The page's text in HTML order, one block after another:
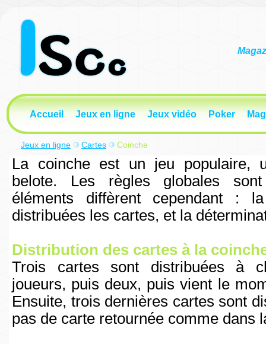
Accueil Jeux en ligne Jeux vidéo Poker
Jeux en ligne Cartes Coinche
La coinche est un jeu populaire,
belote. Les règles globales
éléments diffèrent cependant :
distribuées les cartes, et la
Distribution des cartes à la
Trois cartes sont distribuées à
joueurs, puis deux, puis vient le
Ensuite, trois dernières cartes sont
pas de carte retournée comme dans